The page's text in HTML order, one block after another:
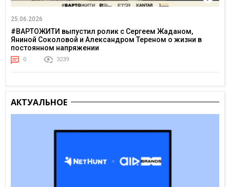
25.06.2026
#ВАРТОЖИТИ выпустил ролик с Сергеем Жаданом,
Яниной Соколовой и Александром Тереном о жизни в
постоянном напряжении
0 3239
АКТУАЛЬНОЕ